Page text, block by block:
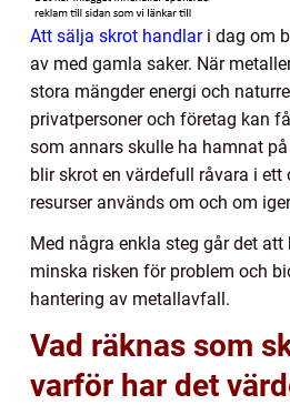
Att sälja skrot handlari dag om
av med gamla saker. När
stora mängder energi och
privatpersoner och företag kan
som annars skulle ha hamnat
blir skrot en värdefull råvara i ett
resurser används om och om
Med några enkla steg går det
minska risken för problem och
hantering av metallavfall.
Vad räknas som
varför har det